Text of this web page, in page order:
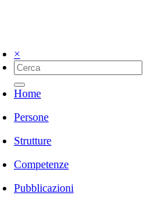
×
Home
Persone
Strutture
Competenze
Pubblicazioni